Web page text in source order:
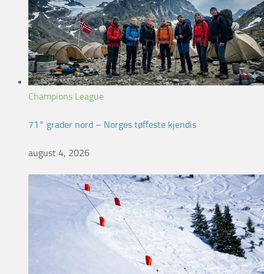
Champions League
71° grader nord – Norges tøffeste kjendis
august 4, 2026